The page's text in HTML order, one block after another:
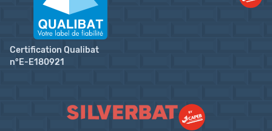
Certification Qualibat
n°E-E180921